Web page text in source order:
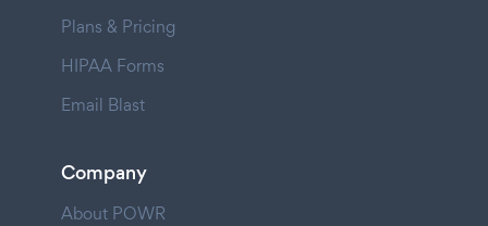
Plans & Pricing
HIPAA Forms
Email Blast
Company
About POWR